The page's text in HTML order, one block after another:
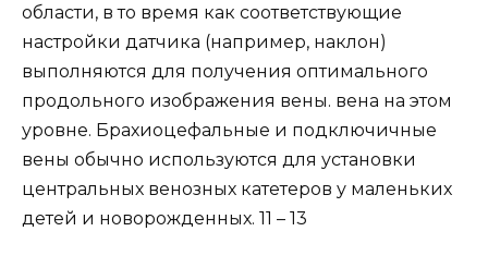
области, в то время как соответствующие
настройки датчика (например, наклон)
выполняются для получения оптимального
продольного изображения вены. вена на этом
уровне. Брахиоцефальные и подключичные
вены обычно используются для установки
центральных венозных катетеров у маленьких
детей и новорожденных. 11 – 13